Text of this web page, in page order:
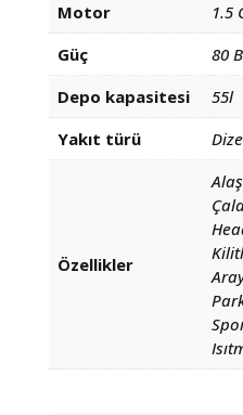
Motor
1.5
Güç
80
Depo kapasitesi
55l
Yakıt türü
Özellikler